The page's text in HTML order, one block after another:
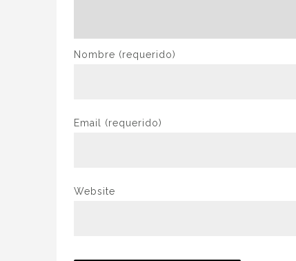
Nombre (requerido)
Email (requerido)
Website